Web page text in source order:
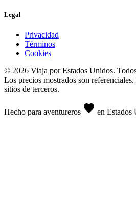
Legal
Privacidad
Términos
Cookies
© 2026 Viaja por Estados Unidos.
Los precios mostrados son referenciales.
sitios de terceros.
Hecho para aventureros favorite en Estados